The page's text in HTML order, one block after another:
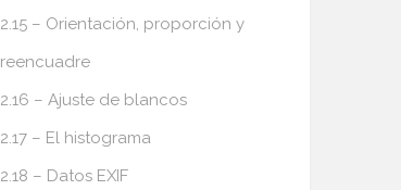
2.15 – Orientación, proporción y
reencuadre
2.16 – Ajuste de blancos
2.17 – El histograma
2.18 – Datos EXIF